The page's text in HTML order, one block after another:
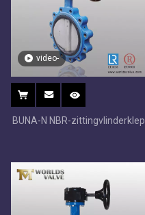
video-
BUNA-N NBR-zittingvlinderklep